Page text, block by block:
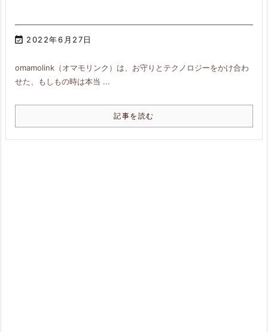
 2022年6月27日
omamolink（オマモリンク）は、お守りとテクノロジーをかけ合わ
せた、もしもの時は本当 ...
記事を読む